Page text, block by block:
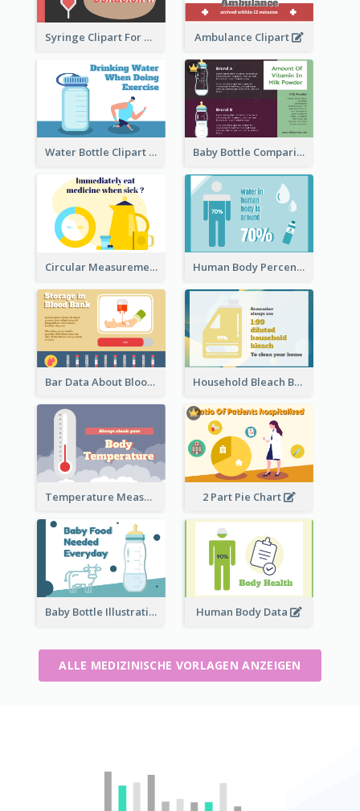
Syringe Clipart For Blood Donation Ambulance Clipart
Water Bottle Clipart Baby Bottle Comparison Information
Circular Measurement Of 2 Group Human Body Percentage Clipart
Bar Data About Blood Donation Household Bleach Bottle
Temperature Measurement 2 Part Pie Chart
Baby Bottle Illustration Human Body Data
ALLE MEDIZINISCHE VORLAGEN ANZEIGEN